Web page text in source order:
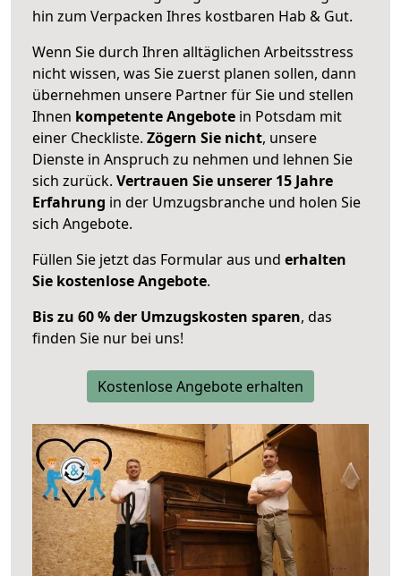
hin zum Verpacken Ihres kostbaren Hab & Gut.
Wenn Sie durch Ihren alltäglichen Arbeitsstress
nicht wissen, was Sie zuerst planen sollen, dann
übernehmen unsere Partner für Sie und stellen
Ihnen kompetente Angebote in Potsdam mit
einer Checkliste. Zögern Sie nicht, unsere
Dienste in Anspruch zu nehmen und lehnen Sie
sich zurück. Vertrauen Sie unserer 15 Jahre
Erfahrung in der Umzugsbranche und holen Sie
sich Angebote.
Füllen Sie jetzt das Formular aus und erhalten
Sie kostenlose Angebote.
Bis zu 60 % der Umzugskosten sparen, das
finden Sie nur bei uns!
Kostenlose Angebote erhalten